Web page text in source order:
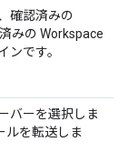
確認済みの
みの Workspace
ンです。
バーを選択しま
ルを転送しま